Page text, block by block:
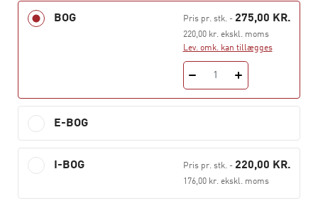
Sans for science
er et glimrende værktøj til at forstå,
hvordan man som pædagog kan støtte børns naturlige
natur og naturfænomener, der kan udvikle børnenes
sans for science og begyndende naturfaglige forståelse.
BOG Pris pr. stk.- 275,00 KR.
220,00 kr. ekskl. moms
Lev. omk. kan tillægges
1
E-BOG
I-BOG Pris pr. stk.- 220,00 KR.
176,00 kr. ekskl. moms